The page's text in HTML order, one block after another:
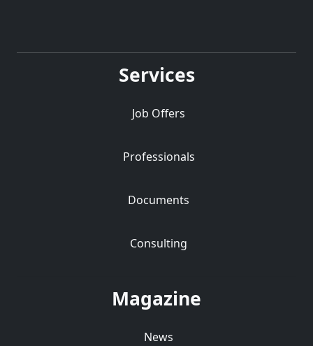
Services
Job Offers
Professionals
Documents
Consulting
Magazine
News